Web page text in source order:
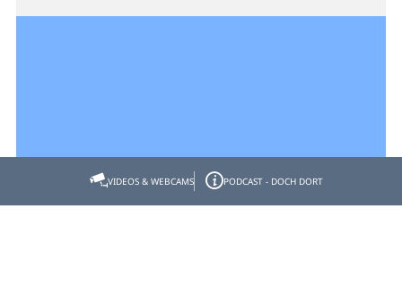
VIDEOS & WEBCAMS PODCAST - DOCH DORT